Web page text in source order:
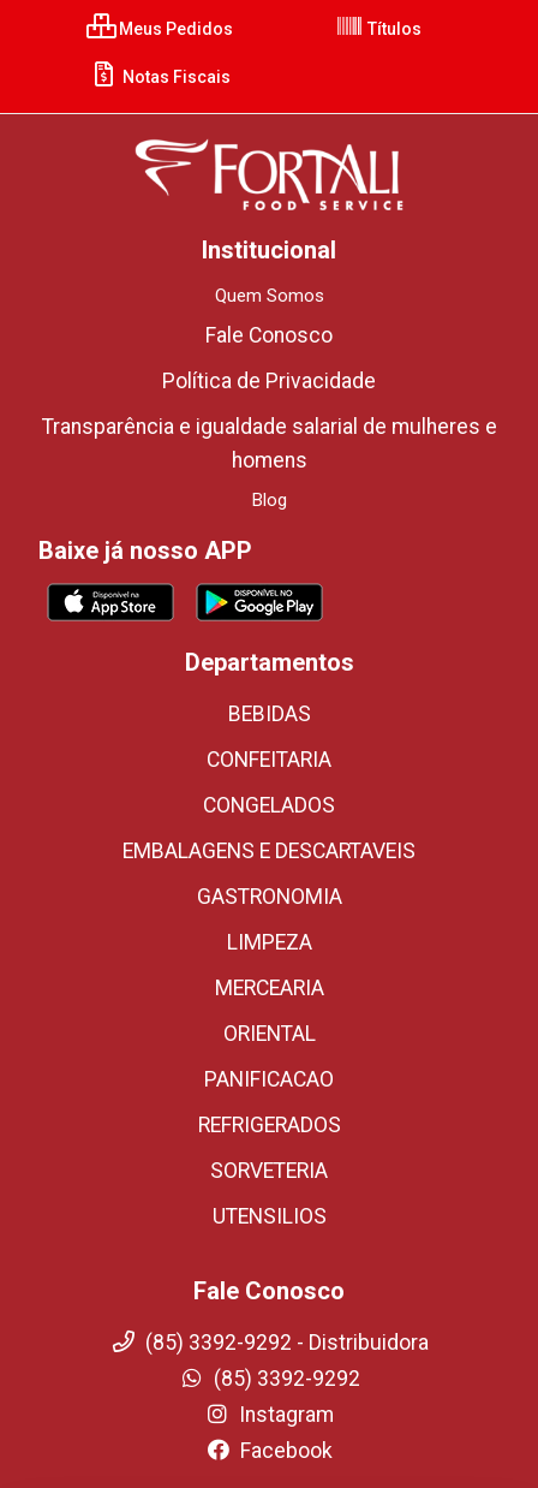
Meus Pedidos Títulos
Notas Fiscais
Institucional
Quem Somos
Fale Conosco
Política de Privacidade
Transparência e igualdade salarial de mulheres e
homens
Blog
Baixe já nosso APP
Departamentos
BEBIDAS
CONFEITARIA
CONGELADOS
EMBALAGENS E DESCARTAVEIS
GASTRONOMIA
LIMPEZA
MERCEARIA
ORIENTAL
PANIFICACAO
REFRIGERADOS
SORVETERIA
UTENSILIOS
Fale Conosco
(85) 3392-9292 - Distribuidora
(85) 3392-9292
Instagram
Facebook